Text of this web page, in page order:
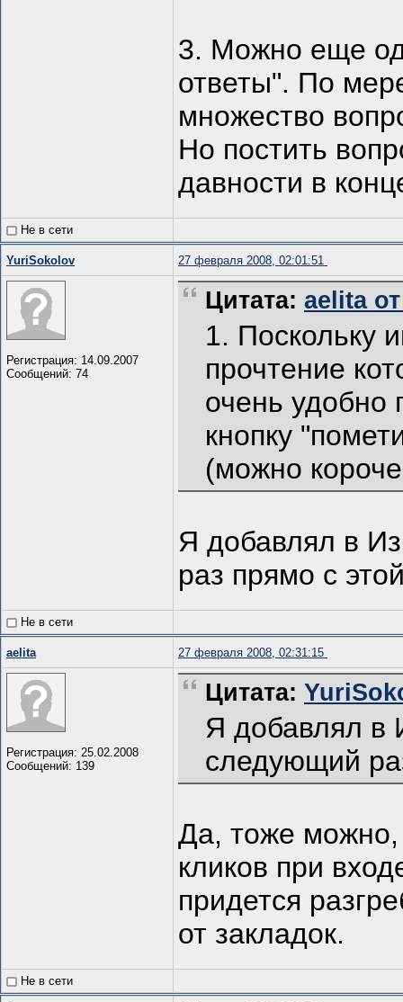
3. Можно еще
ответы". По
множество
Но постить
давности в
Не в сети
YuriSokolov 27 февраля 2008, 02:01:51
Регистрация: 14.09.2007
Сообщений: 74
Цитата: aelita
1. Поскольку
прочтение
очень удобно
кнопку
(можно
Я добавлял в
раз прямо с
Не в сети
aelita 27 февраля 2008, 02:31:15
Регистрация: 25.02.2008
Сообщений: 139
Цитата:
Я добавлял в
следующий
Да, тоже можно,
кликов при
придется
от закладок.
Не в сети